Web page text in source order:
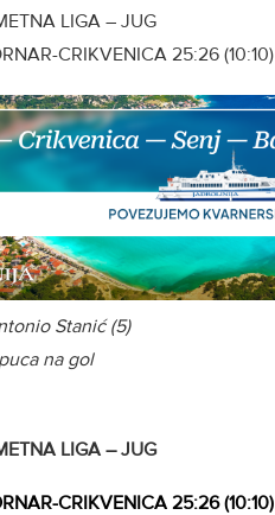
LIGA – JUG
CRIKVENICA 25:26 (10:10)
Stanić (5)
na gol
LIGA – JUG
CRIKVENICA 25:26 (10:10)